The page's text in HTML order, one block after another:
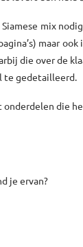
mix
maar
die over de
te gedetailleerd.
die
je ervan?